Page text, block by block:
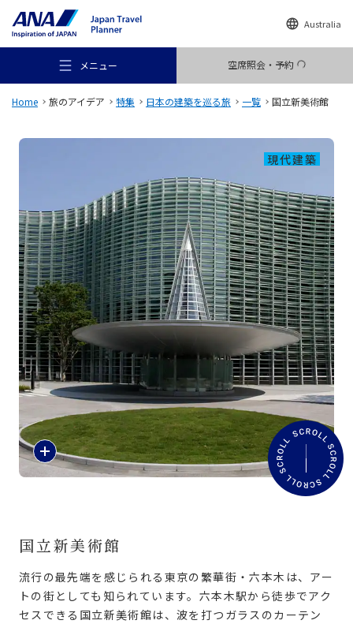
Australia
メニュー 空席照会・予約
おすすめの旅
旅のアイデア
行き先
旅のお役立ち情報
ANA サービス
閉じる
Home 旅のアイデア 特集 日本の建築を巡る旅 一覧 国立新美術館
現代建築
紹
介
文
を
国立新美術館
流行の最先端を感じられる東京の繁華街・六本木は、アー
トの街としても知られています。六本木駅から徒歩でアク
セスできる国立新美術館は、波を打つガラスのカーテン